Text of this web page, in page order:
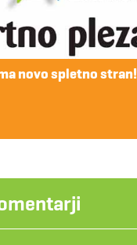
novo spletno stran!